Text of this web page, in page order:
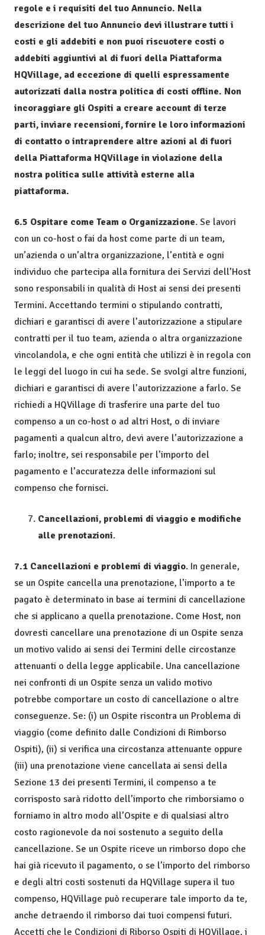
regole e i requisiti del tuo Annuncio. Nella
descrizione del tuo Annuncio devi illustrare tutti i
costi e gli addebiti e non puoi riscuotere costi o
addebiti aggiuntivi al di fuori della Piattaforma
HQVillage, ad eccezione di quelli espressamente
autorizzati dalla nostra politica di costi offline. Non
incoraggiare gli Ospiti a creare account di terze
parti, inviare recensioni, fornire le loro informazioni
di contatto o intraprendere altre azioni al di fuori
della Piattaforma HQVillage in violazione della
nostra politica sulle attività esterne alla
piattaforma.
6.5 Ospitare come Team o Organizzazione. Se lavori
con un co-host o fai da host come parte di un team,
un’azienda o un’altra organizzazione, l’entità e ogni
individuo che partecipa alla fornitura dei Servizi dell’Host
sono responsabili in qualità di Host ai sensi dei presenti
Termini. Accettando termini o stipulando contratti,
dichiari e garantisci di avere l’autorizzazione a stipulare
contratti per il tuo team, azienda o altra organizzazione
vincolandola, e che ogni entità che utilizzi è in regola con
le leggi del luogo in cui ha sede. Se svolgi altre funzioni,
dichiari e garantisci di avere l’autorizzazione a farlo. Se
richiedi a HQVillage di trasferire una parte del tuo
compenso a un co-host o ad altri Host, o di inviare
pagamenti a qualcun altro, devi avere l’autorizzazione a
farlo; inoltre, sei responsabile per l’importo del
pagamento e l’accuratezza delle informazioni sul
compenso che fornisci.
Cancellazioni, problemi di viaggio e modifiche
alle prenotazioni.
7.1 Cancellazioni e problemi di viaggio. In generale,
se un Ospite cancella una prenotazione, l’importo a te
pagato è determinato in base ai termini di cancellazione
che si applicano a quella prenotazione. Come Host, non
dovresti cancellare una prenotazione di un Ospite senza
un motivo valido ai sensi dei Termini delle circostanze
attenuanti o della legge applicabile. Una cancellazione
nei confronti di un Ospite senza un valido motivo
potrebbe comportare un costo di cancellazione o altre
conseguenze. Se: (i) un Ospite riscontra un Problema di
viaggio (come definito dalle Condizioni di Rimborso
Ospiti), (ii) si verifica una circostanza attenuante oppure
(iii) una prenotazione viene cancellata ai sensi della
Sezione 13 dei presenti Termini, il compenso a te
corrisposto sarà ridotto dell’importo che rimborsiamo o
forniamo in altro modo all’Ospite e di qualsiasi altro
costo ragionevole da noi sostenuto a seguito della
cancellazione. Se un Ospite riceve un rimborso dopo che
hai già ricevuto il pagamento, o se l’importo del rimborso
e degli altri costi sostenuti da HQVillage supera il tuo
compenso, HQVillage può recuperare tale importo da te,
anche detraendo il rimborso dai tuoi compensi futuri.
Accetti che le Condizioni di Riborso Ospiti di HQVillage, i